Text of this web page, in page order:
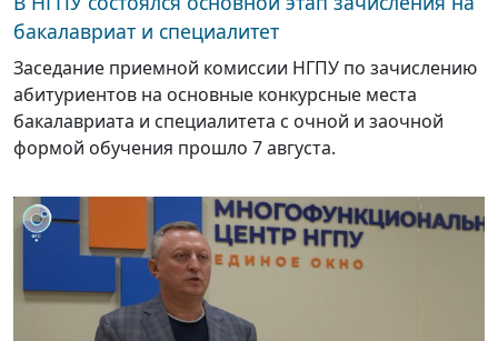
бакалавриат и специалитет
Заседание приемной комиссии НГПУ по зачислению
абитуриентов на основные конкурсные места
бакалавриата и специалитета с очной и заочной
формой обучения прошло 7 августа.